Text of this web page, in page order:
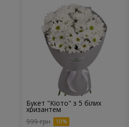
Букет "Кіото" з 5 білих
хризантем
999 грн